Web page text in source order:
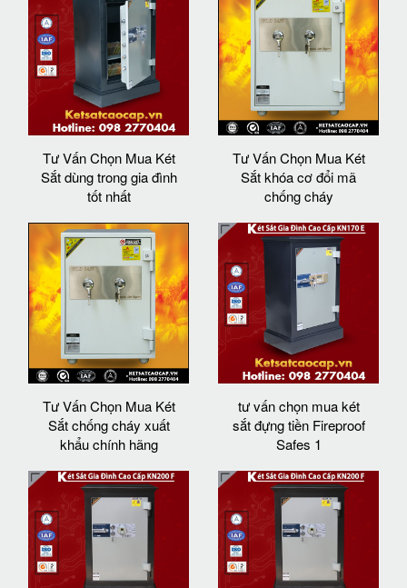
Tư Vấn Chọn Mua Két
Sắt dùng trong gia đình
tốt nhất
Tư Vấn Chọn Mua Két
Sắt khóa cơ đổi mã
chống cháy
Tư Vấn Chọn Mua Két
Sắt chống cháy xuất
khẩu chính hãng
tư vấn chọn mua két
sắt đựng tiền Fireproof
Safes 1